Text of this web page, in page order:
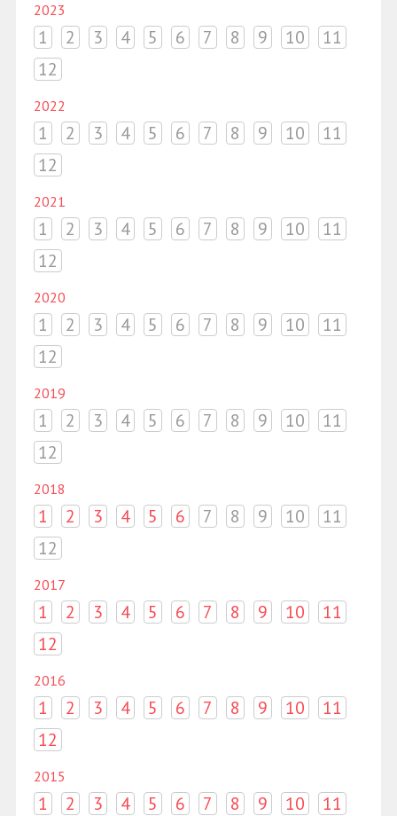
2023
1 2 3 4 5 6 7 8 9 10
11
12
2022
1 2 3 4 5 6 7 8 9 10
11
12
2021
1 2 3 4 5 6 7 8 9 10
11
12
2020
1 2 3 4 5 6 7 8 9 10
11
12
2019
1 2 3 4 5 6 7 8 9 10
11
12
2018
1 2 3 4 5 6 7 8 9 10
11
12
2017
1 2 3 4 5 6 7 8 9 10
11
12
2016
1 2 3 4 5 6 7 8 9 10
11
12
2015
1 2 3 4 5 6 7 8 9 10
11